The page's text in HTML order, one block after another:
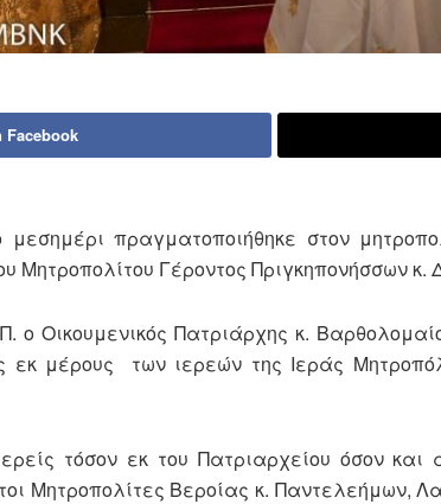
Facebook
πραγματοποιήθηκε στον
Μητροπολίτου Γέροντος Πριγκηπονήσσων κ.
ο Οικουμενικός Πατριάρχης κ.
εκ μέρους των ιερεών της Ιεράς
τόσον εκ του Πατριαρχείου όσον
Μητροπολίτες Βεροίας κ. Παντελεήμων,